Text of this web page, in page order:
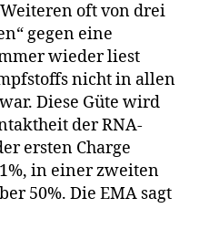
oft von drei
gegen eine
wieder liest
nicht in allen
Diese Güte wird
der RNA-
ersten Charge
in einer zweiten
50%. Die EMA sagt